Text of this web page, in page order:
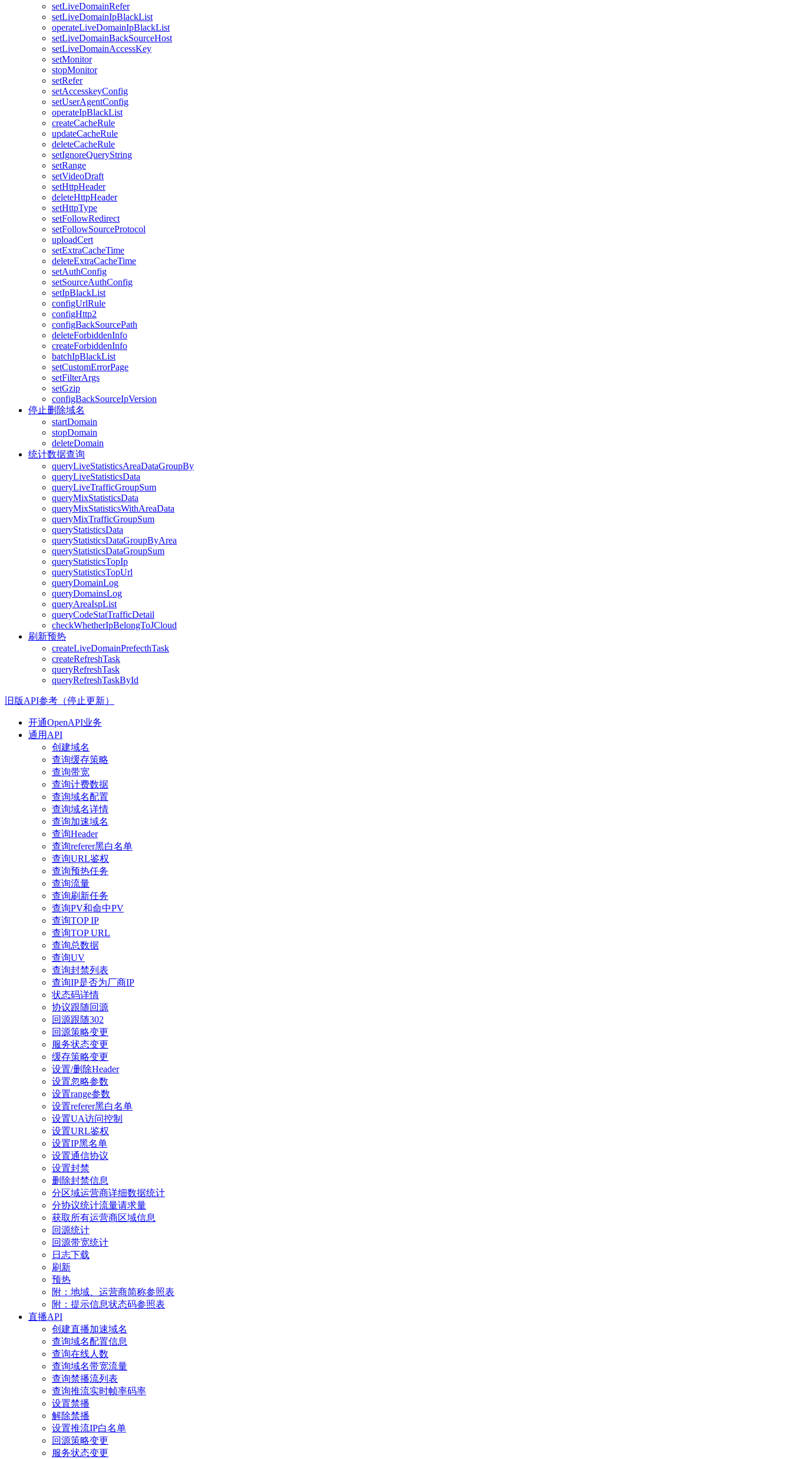
setLiveDomainRefer
setLiveDomainIpBlackList
operateLiveDomainIpBlackList
setLiveDomainBackSourceHost
setLiveDomainAccessKey
setMonitor
stopMonitor
setRefer
setAccesskeyConfig
setUserAgentConfig
operateIpBlackList
createCacheRule
updateCacheRule
deleteCacheRule
setIgnoreQueryString
setRange
setVideoDraft
setHttpHeader
deleteHttpHeader
setHttpType
setFollowRedirect
setFollowSourceProtocol
uploadCert
setExtraCacheTime
deleteExtraCacheTime
setAuthConfig
setSourceAuthConfig
setIpBlackList
configUrlRule
configHttp2
configBackSourcePath
deleteForbiddenInfo
createForbiddenInfo
batchIpBlackList
setCustomErrorPage
setFilterArgs
setGzip
configBackSourceIpVersion
停止删除域名
startDomain
stopDomain
deleteDomain
统计数据查询
queryLiveStatisticsAreaDataGroupBy
queryLiveStatisticsData
queryLiveTrafficGroupSum
queryMixStatisticsData
queryMixStatisticsWithAreaData
queryMixTrafficGroupSum
queryStatisticsData
queryStatisticsDataGroupByArea
queryStatisticsDataGroupSum
queryStatisticsTopIp
queryStatisticsTopUrl
queryDomainLog
queryDomainsLog
queryAreaIspList
queryCodeStatTrafficDetail
checkWhetherIpBelongToJCloud
刷新预热
createLiveDomainPrefecthTask
createRefreshTask
queryRefreshTask
queryRefreshTaskById
旧版API参考（停止更新）
开通OpenAPI业务
通用API
创建域名
查询缓存策略
查询带宽
查询计费数据
查询域名配置
查询域名详情
查询加速域名
查询Header
查询referer黑白名单
查询URL鉴权
查询预热任务
查询流量
查询刷新任务
查询PV和命中PV
查询TOP IP
查询TOP URL
查询总数据
查询UV
查询封禁列表
查询IP是否为厂商IP
状态码详情
协议跟随回源
回源跟随302
回源策略变更
服务状态变更
缓存策略变更
设置/删除Header
设置忽略参数
设置range参数
设置referer黑白名单
设置UA访问控制
设置URL鉴权
设置IP黑名单
设置通信协议
设置封禁
删除封禁信息
分区域运营商详细数据统计
分协议统计流量请求量
获取所有运营商区域信息
回源统计
回源带宽统计
日志下载
刷新
预热
附：地域、运营商简称参照表
附：提示信息状态码参照表
直播API
创建直播加速域名
查询域名配置信息
查询在线人数
查询域名带宽流量
查询禁播流列表
查询推流实时帧率码率
设置禁播
解除禁播
设置推流IP白名单
回源策略变更
服务状态变更